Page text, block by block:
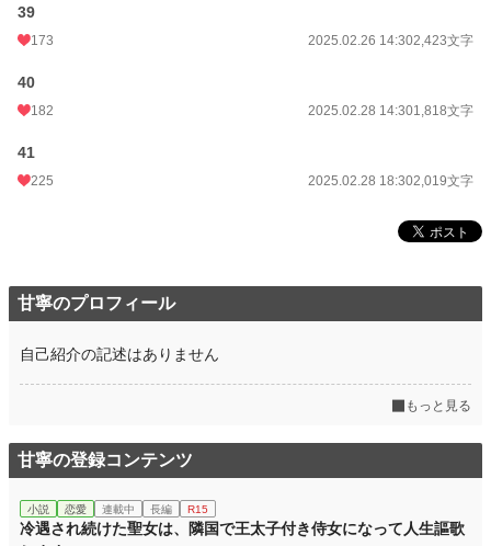
39
173 2025.02.26 14:302,423文字
40
182 2025.02.28 14:301,818文字
41
225 2025.02.28 18:302,019文字
甘寧のプロフィール
自己紹介の記述はありません
もっと見る
甘寧の登録コンテンツ
小説 恋愛 連載中 長編 R15
冷遇され続けた聖女は、隣国で王太子付き侍女になって人生謳歌